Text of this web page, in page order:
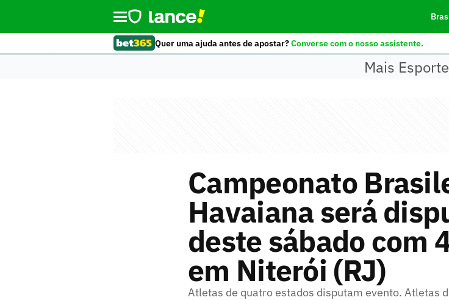
Quer uma ajuda antes de apostar?Converse com o nosso assistente.
Mais
Campeonato
Havaiana será
deste sábado com
em Niterói (RJ)
Atletas de quatro estados disputam evento. Atletas